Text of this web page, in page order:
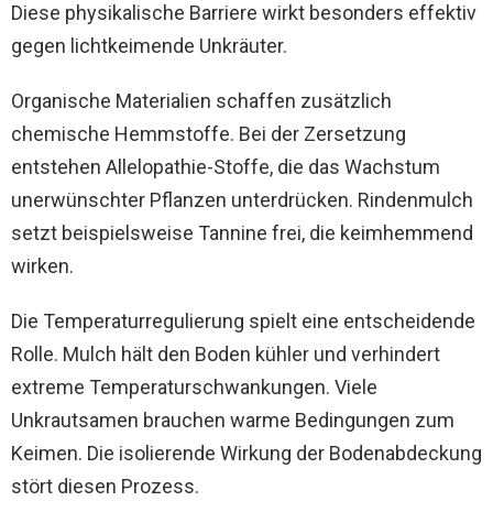
Diese physikalische Barriere wirkt besonders effektiv
gegen lichtkeimende Unkräuter.
Organische Materialien schaffen zusätzlich
chemische Hemmstoffe. Bei der Zersetzung
entstehen Allelopathie-Stoffe, die das Wachstum
unerwünschter Pflanzen unterdrücken. Rindenmulch
setzt beispielsweise Tannine frei, die keimhemmend
wirken.
Die Temperaturregulierung spielt eine entscheidende
Rolle. Mulch hält den Boden kühler und verhindert
extreme Temperaturschwankungen. Viele
Unkrautsamen brauchen warme Bedingungen zum
Keimen. Die isolierende Wirkung der Bodenabdeckung
stört diesen Prozess.